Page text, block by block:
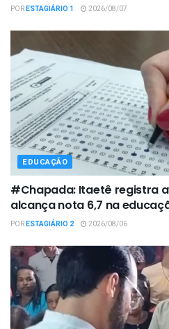
PORESTAGIÁRIO 1 2026/08/07
EDUCAÇÃO
#Chapada: Itaetê registra
alcança nota 6,7 na
PORESTAGIÁRIO 2 2026/08/06